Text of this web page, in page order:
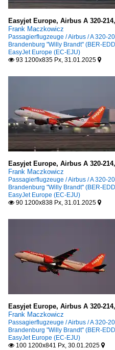
Easyjet Europe, Airbus A 320-
Frank Maczkowicz
Passagierflugzeuge / Airbus / A 320-
Brandenburg "Willy Brandt" (BER-
EasyJet Europe (EC-EJU)
 93 1200x835 Px, 31.01.2025 
Easyjet Europe, Airbus A 320-
Frank Maczkowicz
Passagierflugzeuge / Airbus / A 320-
Brandenburg "Willy Brandt" (BER-
EasyJet Europe (EC-EJU)
 90 1200x838 Px, 31.01.2025 
Easyjet Europe, Airbus A 320-
Frank Maczkowicz
Passagierflugzeuge / Airbus / A 320-
Brandenburg "Willy Brandt" (BER-
EasyJet Europe (EC-EJU)
 100 1200x841 Px, 30.01.2025 